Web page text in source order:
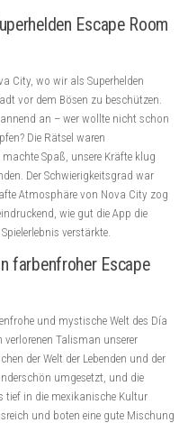
Escape Room
City, wo wir als Superhelden
vor dem Bösen zu beschützen.
an – wer wollte nicht schon
Die Rätsel waren
Spaß, unsere Kräfte klug
Der Schwierigkeitsgrad war
Atmosphäre von Nova City zog
wie gut die App die
verstärkte.
farbenfroher Escape
und mystische Welt des Día
verlorenen Talisman unserer
der Welt der Lebenden und der
umgesetzt, und die
tief in die mexikanische Kultur
und boten eine gute Mischung